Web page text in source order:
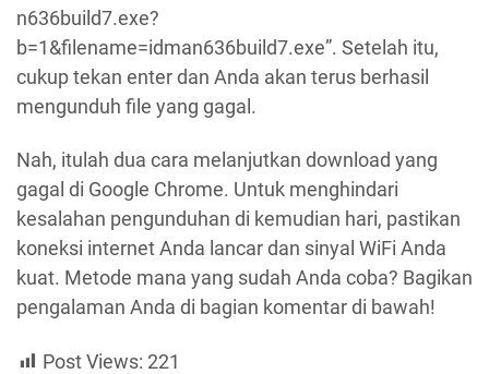
n636build7.exe?
b=1&filename=idman636build7.exe”. Setelah itu,
cukup tekan enter dan Anda akan terus berhasil
mengunduh file yang gagal.
Nah, itulah dua cara melanjutkan download yang
gagal di Google Chrome. Untuk menghindari
kesalahan pengunduhan di kemudian hari, pastikan
koneksi internet Anda lancar dan sinyal WiFi Anda
kuat. Metode mana yang sudah Anda coba? Bagikan
pengalaman Anda di bagian komentar di bawah!
Post Views: 221